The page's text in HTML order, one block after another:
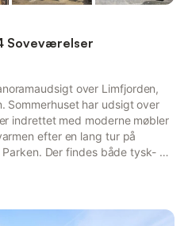
Soveværelser
over Limfjorden,
Sommerhuset har udsigt over
indrettet med moderne møbler
efter en lang tur på
Der findes både tysk- og
og afslappende ferie og
åben forbindelse med stuen,